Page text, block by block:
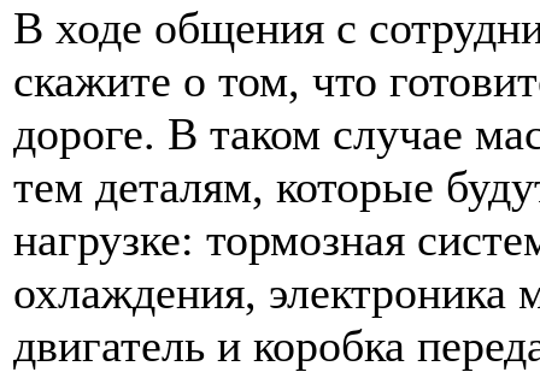
В ходе общения с
скажите о том, что
дороге. В таком случае
тем деталям, которые
нагрузке: тормозная
охлаждения, электроника
двигатель и коробка